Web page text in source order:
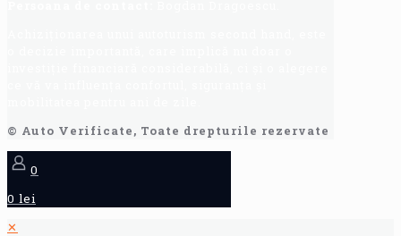
© Auto Verificate, Toate drepturile rezervate
0
0 lei
✕